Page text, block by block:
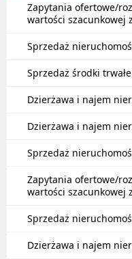
Zapytania ofertowe/
wartości szacunkowej
Sprzedaż
Sprzedaż środki
Dzierżawa i najem
Dzierżawa i najem
Sprzedaż
Zapytania ofertowe/
wartości szacunkowej
Sprzedaż
Dzierżawa i najem